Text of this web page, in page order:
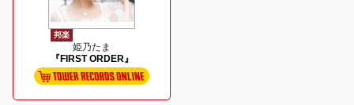
邦楽
姫乃たま
『FIRST ORDER』